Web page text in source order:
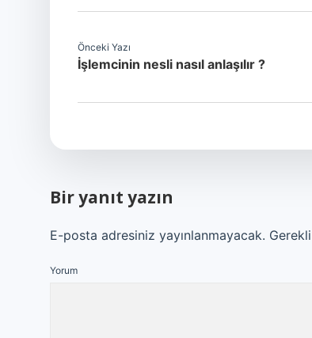
Önceki Yazı
İşlemcinin nesli nasıl anlaşılır ?
Bir yanıt yazın
E-posta adresiniz yayınlanmayacak.
Yorum